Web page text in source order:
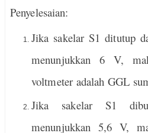
Penyelesaian:
Jika sakelar S1 ditutup
menunjukkan 6 V,
voltmeter adalah GGL
Jika sakelar S1
menunjukkan 5,6 V,